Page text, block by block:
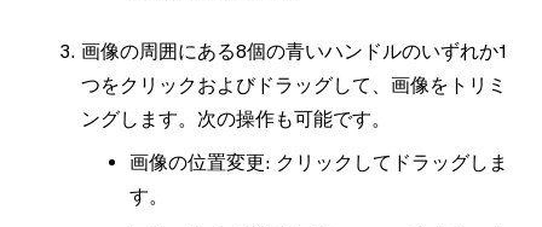
画像の周囲にある8個の青いハンドルのいずれか1
つをクリックおよびドラッグして、画像をトリミ
ングします。次の操作も可能です。
画像の位置変更: クリックしてドラッグしま
す。